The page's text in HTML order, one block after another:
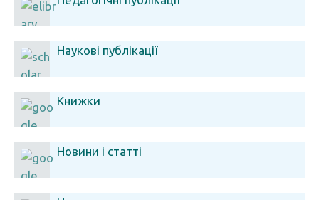
Наукові публікації
Книжки
Новини і статті